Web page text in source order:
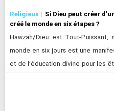
Religieux
Si Dieu peut créer
créé le monde en six étapes ?
Hawzah/Dieu est Tout-Puissant,
monde en six jours est une
et de l’éducation divine pour les